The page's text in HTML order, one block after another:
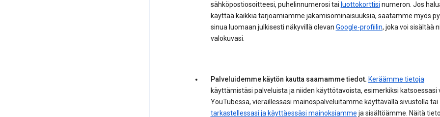
sähköpostiosoitteesi, puhelinnumerosi tai luottokorttisi numeron. Jos
käyttää kaikkia tarjoamiamme jakamisominaisuuksia, saatamme myös
sinua luomaan julkisesti näkyvillä olevan Google-profiilin, joka voi sisältää
valokuvasi.
Palveluidemme käytön kautta saamamme tiedot. Keräämme tietoja
käyttämistäsi palveluista ja niiden käyttötavoista, esimerkiksi katsoessasi
YouTubessa, vieraillessasi mainospalveluitamme käyttävällä sivustolla tai
tarkastellessasi ja käyttäessäsi mainoksiamme ja sisältöämme. Näitä